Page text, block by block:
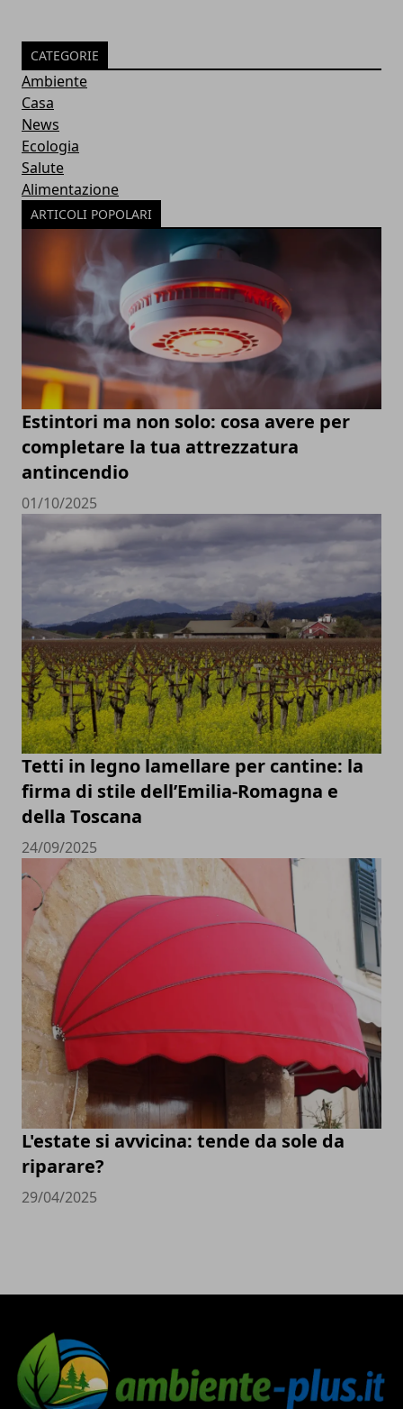
CATEGORIE
Ambiente
Casa
News
Ecologia
Salute
Alimentazione
ARTICOLI POPOLARI
Estintori ma non solo: cosa avere per
completare la tua attrezzatura
antincendio
01/10/2025
Tetti in legno lamellare per cantine: la
firma di stile dell’Emilia-Romagna e
della Toscana
24/09/2025
L'estate si avvicina: tende da sole da
riparare?
29/04/2025